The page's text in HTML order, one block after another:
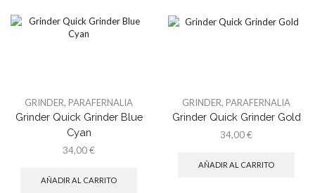
GRINDER, PARAFERNALIA
Grinder Quick Grinder Blue
Cyan
34,00€
AÑADIR AL CARRITO
GRINDER, PARAFERNALIA
Grinder Quick Grinder Gold
34,00€
AÑADIR AL CARRITO